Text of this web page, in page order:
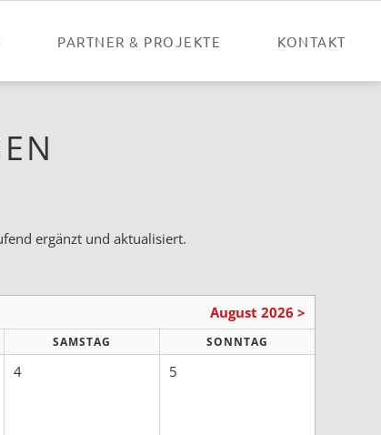
PARTNER & PROJEKTE KONTAKT
ergänzt und aktualisiert.
August 2026 >
SAMSTAG SONNTAG
4 5